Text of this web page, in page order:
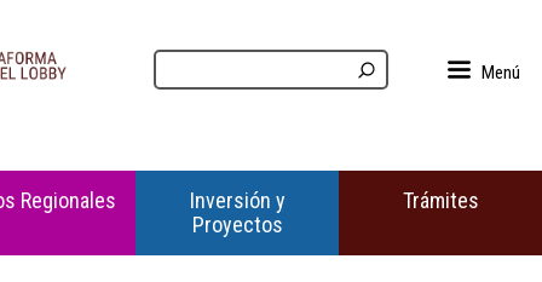
Menú
Regionales
Inversión y
Proyectos
Trámites